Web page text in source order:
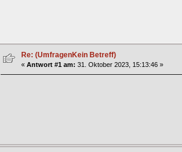
Re: (UmfragenKein Betreff)
« Antwort #1 am: 31. Oktober 2023, 15:13:46 »